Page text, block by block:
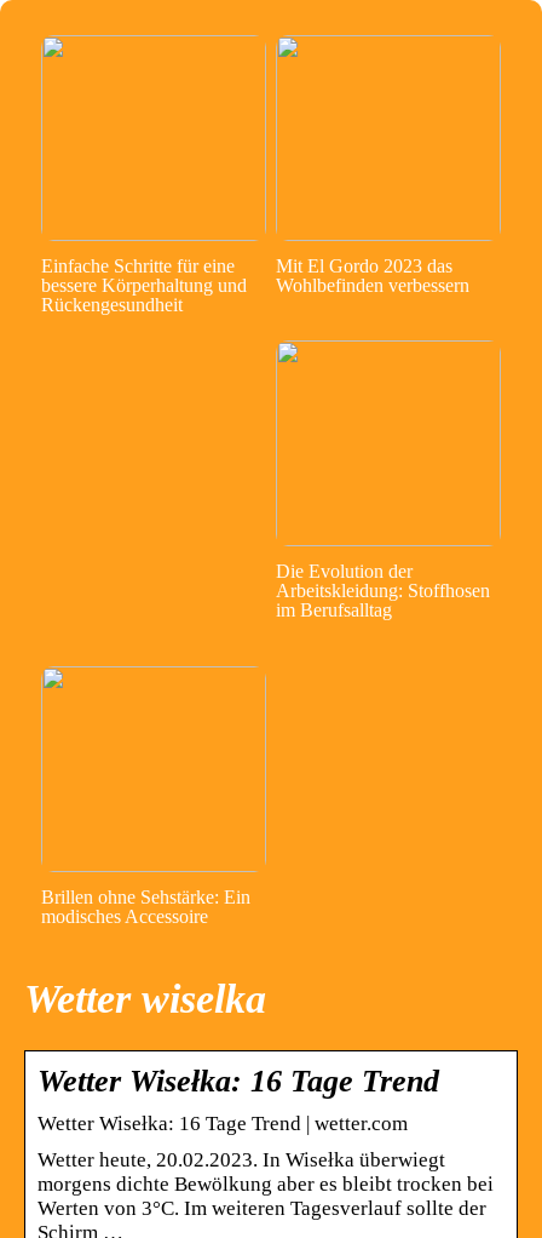
Einfache Schritte für eine
bessere Körperhaltung und
Rückengesundheit
Mit El Gordo 2023 das
Wohlbefinden verbessern
Die Evolution der
Arbeitskleidung: Stoffhosen
im Berufsalltag
Brillen ohne Sehstärke: Ein
modisches Accessoire
Wetter wiselka
Wetter Wisełka: 16 Tage Trend
Wetter Wisełka: 16 Tage Trend | wetter.com
Wetter heute, 20.02.2023. In Wisełka überwiegt
morgens dichte Bewölkung aber es bleibt trocken bei
Werten von 3°C. Im weiteren Tagesverlauf sollte der
Schirm …